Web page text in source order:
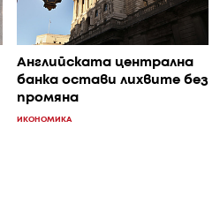
Английската централна
банка остави лихвите без
промяна
ИКОНОМИКА